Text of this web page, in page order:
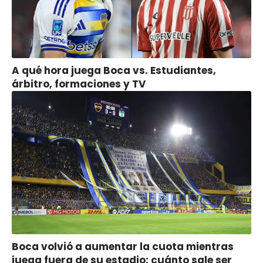
A qué hora juega Boca vs. Estudiantes,
árbitro, formaciones y TV
Boca volvió a aumentar la cuota mientras